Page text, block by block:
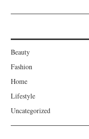
Beauty
Fashion
Home
Lifestyle
Uncategorized